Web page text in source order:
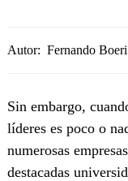
Autor: Fernando
Sin embargo,
líderes es poco o
numerosas
destacadas